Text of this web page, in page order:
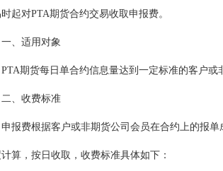
起对PTA期货合约交易收取申报费。
一、适用对象
PTA期货每日单合约信息量达到一定标准的客户或
二、收费标准
申报费根据客户或非期货公司会员在合约上的报单
算，按日收取，收费标准具体如下：